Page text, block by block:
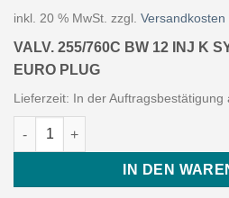
inkl. 20 % MwSt. zzgl. Versandkosten
VALV. 255/760C BW 12 INJ K
EURO PLUG
Lieferzeit: In der Auftragsbestätigung
VALV. 255/760C BW 12 INJ K
IN DEN